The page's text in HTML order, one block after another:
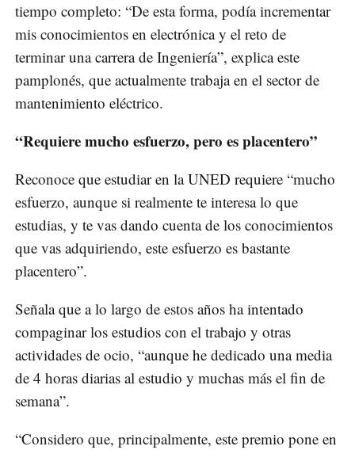
tiempo completo: “De esta forma, podía incrementar
mis conocimientos en electrónica y el reto de
terminar una carrera de Ingeniería”, explica este
pamplonés, que actualmente trabaja en el sector de
mantenimiento eléctrico.
“Requiere mucho esfuerzo, pero es placentero”
Reconoce que estudiar en la UNED requiere “mucho
esfuerzo, aunque si realmente te interesa lo que
estudias, y te vas dando cuenta de los conocimientos
que vas adquiriendo, este esfuerzo es bastante
placentero”.
Señala que a lo largo de estos años ha intentado
compaginar los estudios con el trabajo y otras
actividades de ocio, “aunque he dedicado una media
de 4 horas diarias al estudio y muchas más el fin de
semana”.
“Considero que, principalmente, este premio pone en